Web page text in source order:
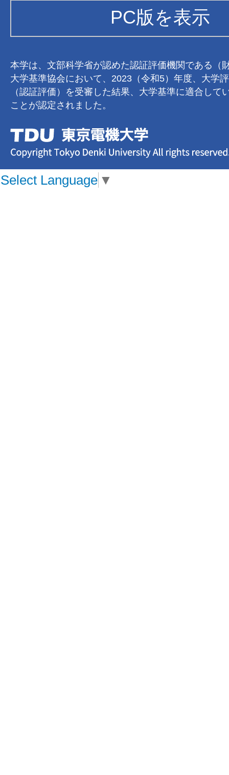
PC版を表示
本学は、文部科学省が認めた認証評価機関である（
大学基準協会において、2023（令和5）年度、大学
（認証評価）を受審した結果、大学基準に適合して
ことが認定されました。
Select Language ▼